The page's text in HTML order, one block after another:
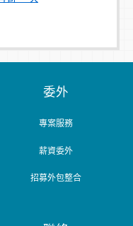
委外
專案服務
薪資委外
招募外包整合